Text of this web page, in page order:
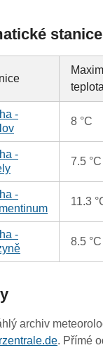
teplota
-
8 °C
-
7.5 °C
-
11.3
-
8.5 °C
archiv
. Přímé